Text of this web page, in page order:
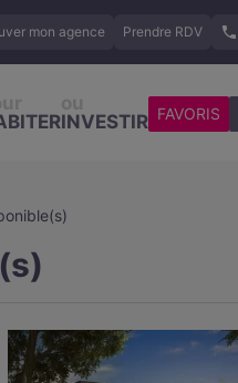
mon agence Prendre RDV
INVESTIR FAVORIS